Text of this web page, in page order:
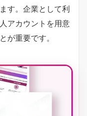
す。企業として利
アカウントを用意
が重要です。